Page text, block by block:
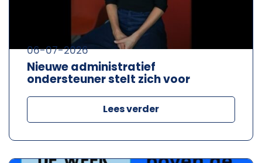
Nieuwe administratief
ondersteuner stelt zich voor
06-07-2026
Lees verder